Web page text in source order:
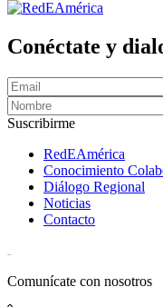
Conéctate y
Suscribirme
RedEAmérica
Conocimiento
Diálogo Regional
Noticias
Contacto
Comunícate con nosotros